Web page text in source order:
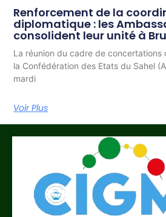
Renforcement de la
diplomatique : les
consolident leur unité à
La réunion du cadre de concertations
la Confédération des Etats du Sahel
mardi
Voir Plus